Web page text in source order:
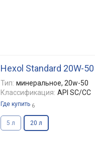
Hexol Standard 20W-50
Тип: минеральное, 20w-50
Классификация: API SC/CC
Где купить 6
5 л 20 л